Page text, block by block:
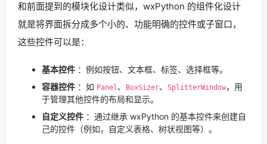
和前面提到的模块化设计类似，wxPython 的组件化设计
就是将界面拆分成多个小的、功能明确的控件或子窗口，
这些控件可以是：
基本控件 ：例如按钮、文本框、标签、选择框等。
容器控件 ：如 Panel、 BoxSizer、 SplitterWindow，用
于管理其他控件的布局和显示。
自定义控件 ：通过继承 wxPython 的基本控件来创建自
己的控件（例如，自定义表格、树状视图等）。